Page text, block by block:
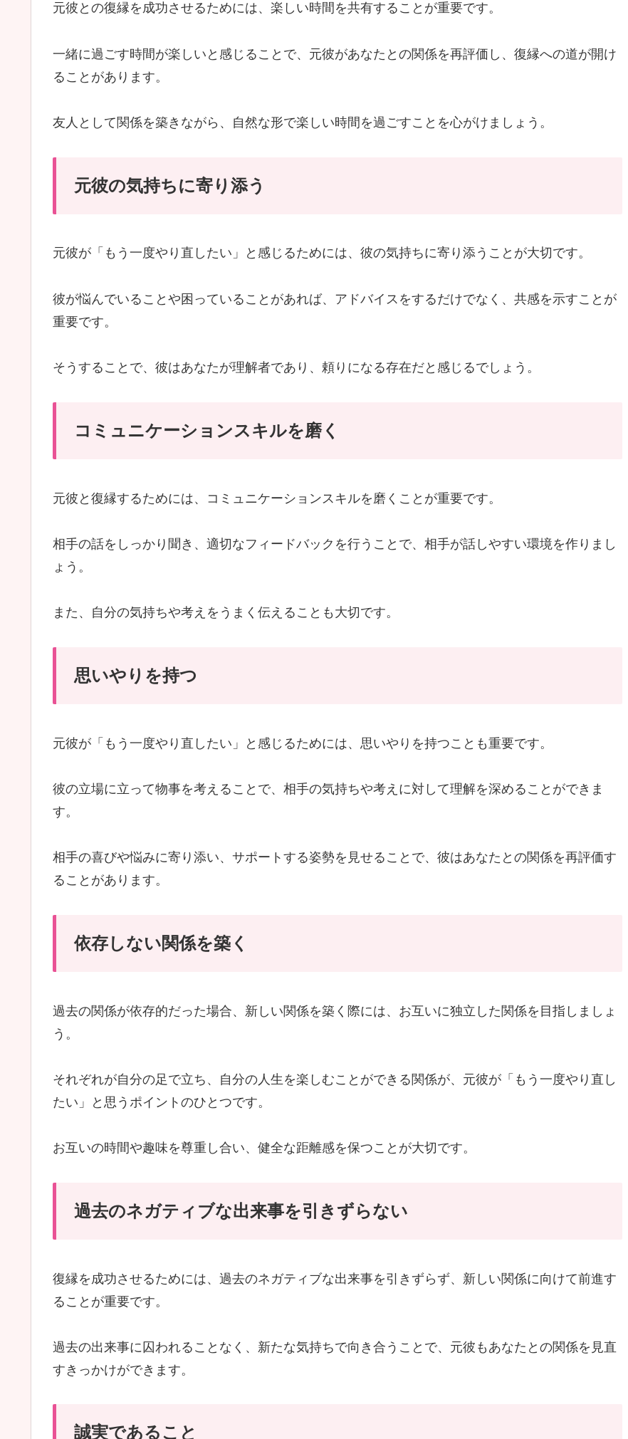
元彼との復縁を成功させるためには、楽しい時間を共有することが重要です。
一緒に過ごす時間が楽しいと感じることで、元彼があなたとの関係を再評価し、復縁への道が開け
ることがあります。
友人として関係を築きながら、自然な形で楽しい時間を過ごすことを心がけましょう。
元彼の気持ちに寄り添う
元彼が「もう一度やり直したい」と感じるためには、彼の気持ちに寄り添うことが大切です。
彼が悩んでいることや困っていることがあれば、アドバイスをするだけでなく、共感を示すことが
重要です。
そうすることで、彼はあなたが理解者であり、頼りになる存在だと感じるでしょう。
コミュニケーションスキルを磨く
元彼と復縁するためには、コミュニケーションスキルを磨くことが重要です。
相手の話をしっかり聞き、適切なフィードバックを行うことで、相手が話しやすい環境を作りまし
ょう。
また、自分の気持ちや考えをうまく伝えることも大切です。
思いやりを持つ
元彼が「もう一度やり直したい」と感じるためには、思いやりを持つことも重要です。
彼の立場に立って物事を考えることで、相手の気持ちや考えに対して理解を深めることができま
す。
相手の喜びや悩みに寄り添い、サポートする姿勢を見せることで、彼はあなたとの関係を再評価す
ることがあります。
依存しない関係を築く
過去の関係が依存的だった場合、新しい関係を築く際には、お互いに独立した関係を目指しましょ
う。
それぞれが自分の足で立ち、自分の人生を楽しむことができる関係が、元彼が「もう一度やり直し
たい」と思うポイントのひとつです。
お互いの時間や趣味を尊重し合い、健全な距離感を保つことが大切です。
過去のネガティブな出来事を引きずらない
復縁を成功させるためには、過去のネガティブな出来事を引きずらず、新しい関係に向けて前進す
ることが重要です。
過去の出来事に囚われることなく、新たな気持ちで向き合うことで、元彼もあなたとの関係を見直
すきっかけができます。
誠実であること